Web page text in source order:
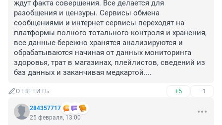
ждут факта совершения. Все делается для
разобщения и цензуры. Сервисы обмена
сообщениями и интернет сервисы переходят на
платформы полного тотального контроля и хранения,
все данные бережно хранятся анализируются и
обрабатываются начиная от данных мониторинга
здоровья, трат в магазинах, плейлистов, сведений из
баз данных и заканчивая медкартой....
ОТВЕТИТЬ +5 –1
284357717
25 февраля, 13:00